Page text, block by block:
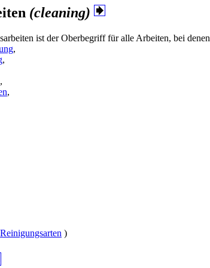
(cleaning)
ist der Oberbegriff für alle Arbeiten, bei denen
,
,
,
,
Reinigungsarten )